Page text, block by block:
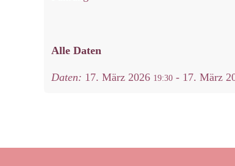
Alle Daten
Daten: 17. März 2026 19:30 - 17. März